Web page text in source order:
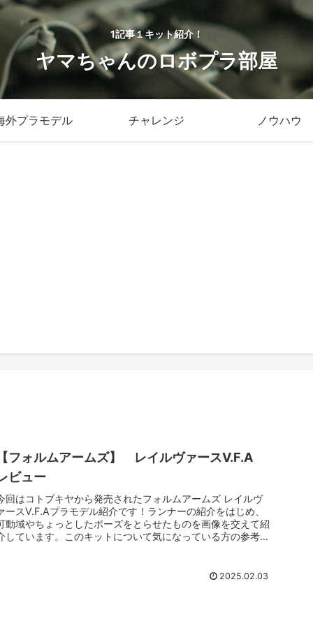
1記事１キット紹介！
ヤマちゃんのロボプラ部屋
外プラモデル チャレンジ ノウハウ
フォルムアームズ】 レイルヴァースV.F.A
ビュー
回はコトブキヤから発売されたフォルムアームズ レイルヴ
ースV.F.Aプラモデル紹介です！ランナーの紹介をはじめ、
動域やちょっとしたポーズをとらせたものを画像を交えて紹
しています。このキットについて気になっている方の参考に
2025.02.03